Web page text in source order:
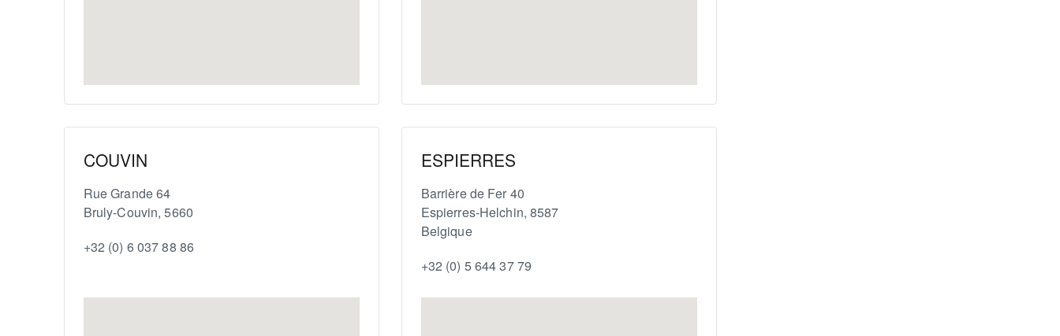
COUVIN
Rue Grande 64
Bruly-Couvin, 5660
+32 (0) 6 037 88 86
ESPIERRES
Barrière de Fer 40
Espierres-Helchin, 8587
Belgique
+32 (0) 5 644 37 79